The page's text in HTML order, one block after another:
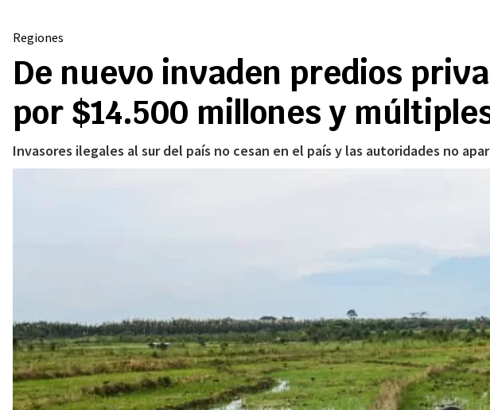
Regiones
De nuevo invaden predios
por $14.500 millones y
Invasores ilegales al sur del país no cesan en el país y las autoridades no